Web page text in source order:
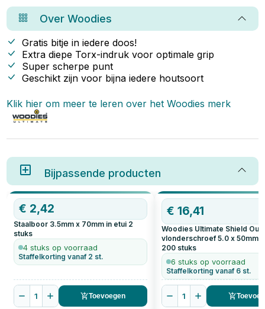
keuze is.
OverWoodies
Gratis bitje in iedere doos!
Extra diepe Torx-indruk voor optimale grip
Super scherpe punt
Geschikt zijn voor bijna iedere houtsoort
Klik hier om meer te leren over hetWoodies merk
Bijpassende producten
€ 2,42
Staalboor 3.5mm x 70mm in etui 2
stuks
4 stuks op voorraad
Staffelkorting vanaf 2 st.
1 Toevoegen
€16,41
Woodies Ultimate Shield
vlonderschroef 5.0 x 50mm
200 stuks
6 stuks op voorraad
Staffelkorting vanaf 6 st.
1